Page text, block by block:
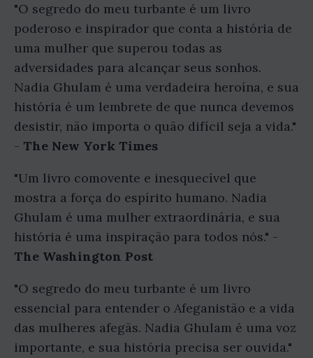
"O segredo do meu turbante é um livro
poderoso e inspirador que conta a história de
uma mulher que superou todas as
adversidades para alcançar seus sonhos.
Nadia Ghulam é uma verdadeira heroína, e sua
história é um lembrete de que nunca devemos
desistir, não importa o quão difícil seja a vida."
- The New York Times
"Um livro comovente e inesquecível que
mostra a força do espírito humano. Nadia
Ghulam é uma mulher extraordinária, e sua
história é uma inspiração para todos nós." -
The Washington Post
"O segredo do meu turbante é um livro
essencial para entender o Afeganistão e a vida
das mulheres afegãs. Nadia Ghulam é uma voz
importante, e sua história precisa ser ouvida."